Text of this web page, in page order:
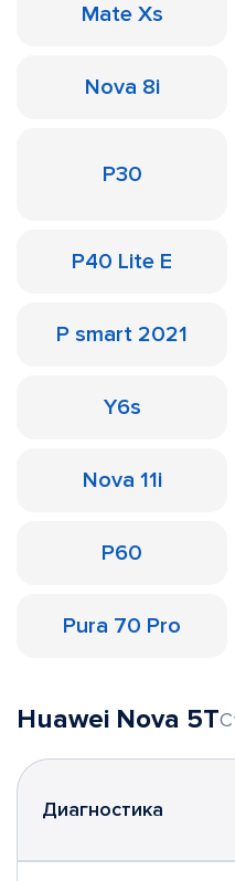
Mate Xs
Nova 8i
P30
P40 Lite E
P smart 2021
Y6s
Nova 11i
P60
Pura 70 Pro
Huawei Nova 5T
Диагностика